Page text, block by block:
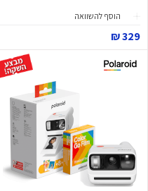
הוסף להשוואה
329 ₪